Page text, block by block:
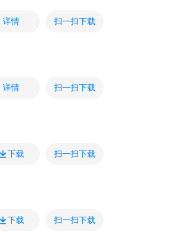
详情 扫一扫下载
详情 扫一扫下载
下载 扫一扫下载
下载 扫一扫下载